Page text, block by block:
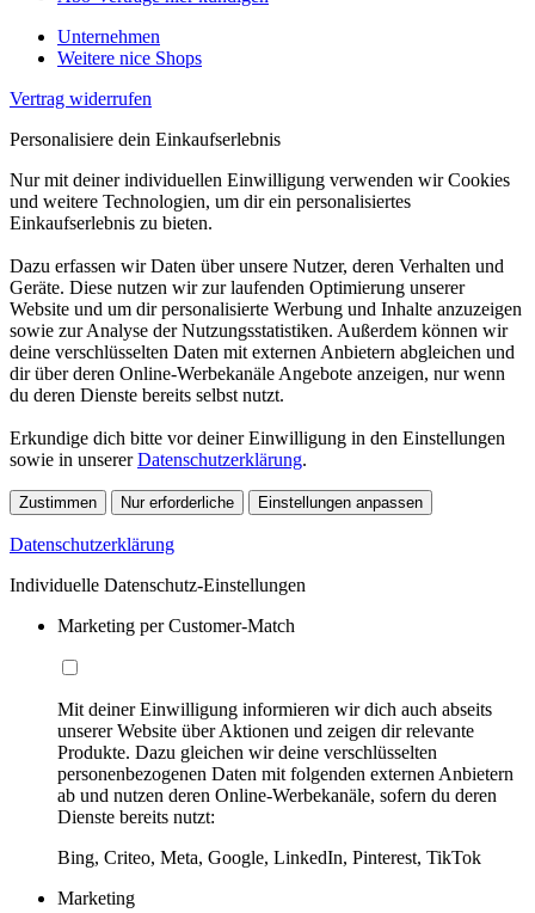
Unternehmen
Weitere nice Shops
Vertrag widerrufen
Personalisiere dein Einkaufserlebnis
Nur mit deiner individuellen Einwilligung verwenden wir Cookies
und weitere Technologien, um dir ein personalisiertes
Einkaufserlebnis zu bieten.
Dazu erfassen wir Daten über unsere Nutzer, deren Verhalten und
Geräte. Diese nutzen wir zur laufenden Optimierung unserer
Website und um dir personalisierte Werbung und Inhalte anzuzeigen
sowie zur Analyse der Nutzungsstatistiken. Außerdem können wir
deine verschlüsselten Daten mit externen Anbietern abgleichen und
dir über deren Online-Werbekanäle Angebote anzeigen, nur wenn
du deren Dienste bereits selbst nutzt.
Erkundige dich bitte vor deiner Einwilligung in den Einstellungen
sowie in unsererDatenschutzerklärung.
Zustimmen Nur erforderliche Einstellungen anpassen
Datenschutzerklärung
Individuelle Datenschutz-Einstellungen
Marketing per Customer-Match
Mit deiner Einwilligung informieren wir dich auch abseits
unserer Website über Aktionen und zeigen dir relevante
Produkte. Dazu gleichen wir deine verschlüsselten
personenbezogenen Daten mit folgenden externen Anbietern
ab und nutzen deren Online-Werbekanäle, sofern du deren
Dienste bereits nutzt:
Bing, Criteo, Meta, Google, LinkedIn, Pinterest, TikTok
Marketing